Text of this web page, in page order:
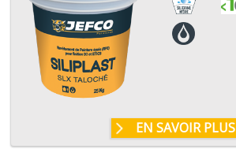
EN SAVOIR PLUS